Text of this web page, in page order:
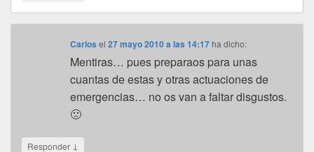
Carlos el27 mayo 2010 a las 14:17 ha dicho:
Mentiras… pues preparaos para unas
cuantas de estas y otras actuaciones de
emergencias… no os van a faltar disgustos.
🙁
Responder ↓